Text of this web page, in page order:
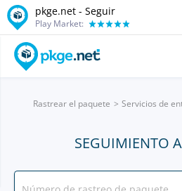
pkge.net - Seguir
Play Market:
Rastrear el paquete Servicios de
SEGUIMIENTO